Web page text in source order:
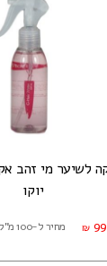
מי זהב אקווה
יוקו
₪ 99 מחיר ל-100 מ"ל: ₪66.00